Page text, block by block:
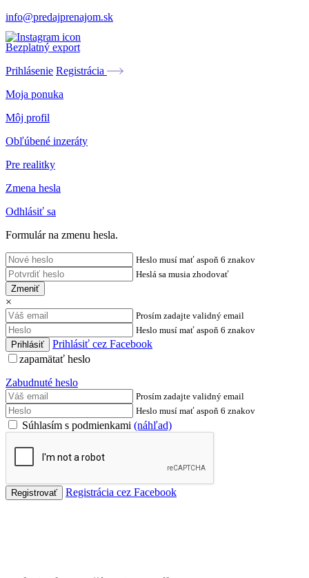
info@predajprenajom.sk
Bezplatný export
Prihlásenie Registrácia
Moja ponuka
Môj profil
Obľúbené inzeráty
Pre realitky
Zmena hesla
Odhlásiť sa
Formulár na zmenu hesla.
Heslo musí mať aspoň 6 znakov
Heslá sa musia zhodovať
Zmeniť
×
Prosím zadajte validný email
Heslo musí mať aspoň 6 znakov
Prihlásiť cez Facebook
zapamätať heslo
Zabudnuté heslo
Prosím zadajte validný email
Heslo musí mať aspoň 6 znakov
Súhlasím s podmienkami (náhľad)
Registrácia cez Facebook